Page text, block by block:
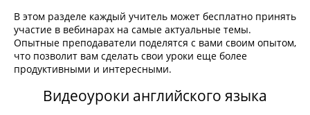
В этом разделе каждый учитель может бесплатно принять
участие в вебинарах на самые актуальные темы.
Опытные преподаватели поделятся с вами своим опытом,
что позволит вам сделать свои уроки еще более
продуктивными и интересными.
Видеоуроки английского языка